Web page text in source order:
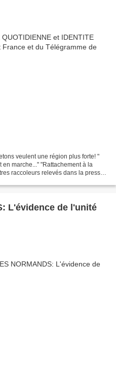
veulent une région plus forte! "
marche..." "Rattachement à la
raccoleurs relevés dans la presse
L'évidence de l'unité